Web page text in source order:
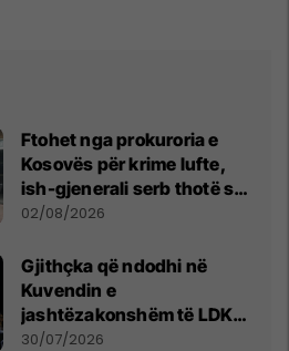
Ftohet nga prokuroria e
Kosovës për krime lufte,
ish-gjenerali serb thotë se
dikush e tradhtoi në
02/08/2026
Gjithçka që ndodhi në
Kuvendin e
jashtëzakonshëm të LDK-
së
30/07/2026